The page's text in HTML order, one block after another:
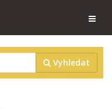
Vyhledat